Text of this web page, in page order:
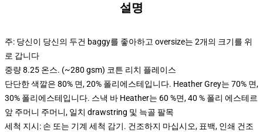
설명
주: 당신이 당신의 두건 baggy를 좋아하고 oversize는 2개의 크기를 위
로 갑니다
중량 8.25 온스. (~280 gsm) 코튼 리치 플레이스
단단한 색깔은 80% 면, 20% 폴리에스테입니다. Heather Grey는 70% 면,
30% 폴리에스테입니다. 스낵 바 Heather는 60 %면, 40 % 폴리 에스테르
앞 주머니 주머니, 일치 drawstring 및 늑골 팔목
세척 지시: 손 또는 기계 세척 감기. 건조하지 마십시오, 표백, 인쇄 건조